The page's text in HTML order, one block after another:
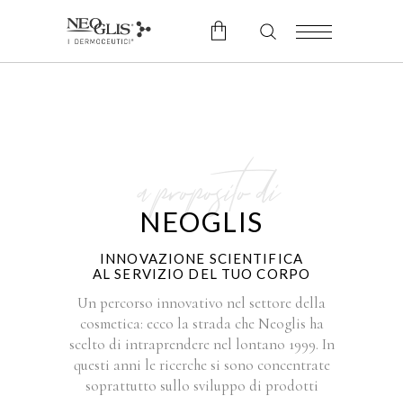
a proposito di
NEOGLIS
INNOVAZIONE SCIENTIFICA
AL SERVIZIO DEL TUO CORPO
Un percorso innovativo nel settore della
cosmetica: ecco la strada che Neoglis ha
scelto di intraprendere nel lontano 1999. In
questi anni le ricerche si sono concentrate
soprattutto sullo sviluppo di prodotti